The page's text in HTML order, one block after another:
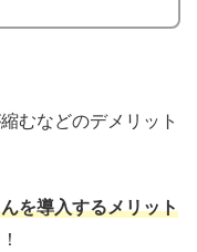
むなどのデメリット
を導入するメリット